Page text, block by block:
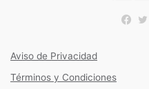
Aviso de Privacidad
Términos y Condiciones